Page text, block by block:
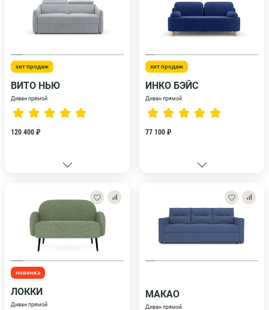
хит продаж
ВИТО НЬЮ
Диван прямой
120 400 ₽
хит продаж
ИНКО БЭЙС
Диван прямой
77 100 ₽
новинка
ЛОККИ
Диван прямой
МАКАО
Диван прямой